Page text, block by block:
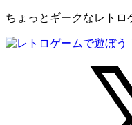
ちょっとギークなレトロ